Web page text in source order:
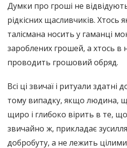
Думки про гроші не
рідкісних щасливчиків. Хтось
талісмана носить у гаманці
зароблених грошей, а хтось в
проводить грошовий обряд.
Всі ці звичаї і ритуали здатні
тому випадку, якщо людина,
щиро і глибоко вірить в те, що
звичайно ж, прикладає
добробуту, а не лежить